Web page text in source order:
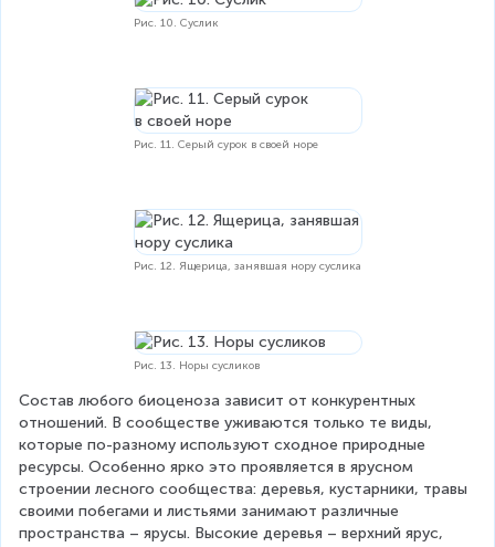
Рис. 10. Суслик
Рис. 11. Серый сурок в своей норе
Рис. 12. Ящерица, занявшая нору суслика
Рис. 13. Норы сусликов
Состав любого биоценоза зависит от конкурентных
отношений. В сообществе уживаются только те виды,
которые по-разному используют сходное природные
ресурсы. Особенно ярко это проявляется в ярусном
строении лесного сообщества: деревья, кустарники, травы
своими побегами и листьями занимают различные
пространства – ярусы. Высокие деревья – верхний ярус,